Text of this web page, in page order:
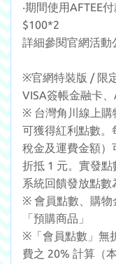
‧期間使用AFTEE
$100*2
詳細參閱官網活動
※官網特裝版 / 限
VISA簽帳金融卡、
※ 台灣角川線上購
可獲得紅利點數。
稅金及運費金額）
折抵 1 元。實發
系統回饋發放點數
※ 會員點數、購物
「預購商品」
※「會員點數」無
費之 20% 計算（